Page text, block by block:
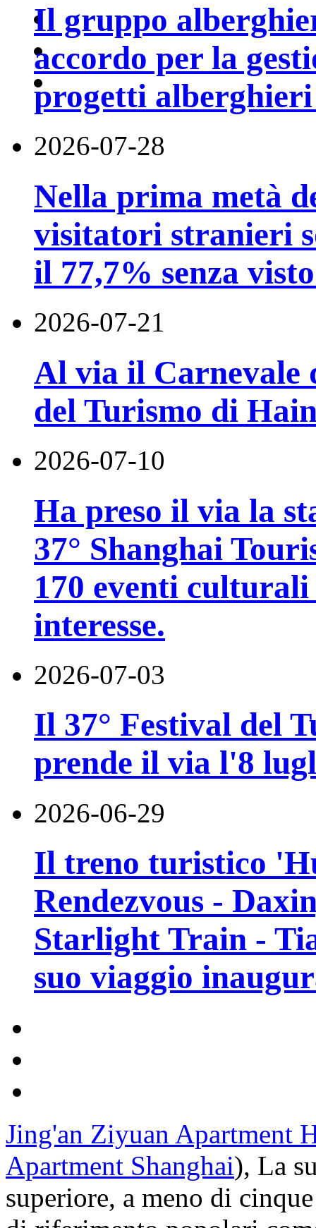
Il gruppo
accordo per la
progetti
2026-07-28
Nella prima metà
visitatori stranieri
il 77,7% senza
2026-07-21
Al via il Carnevale
del Turismo di
2026-07-10
Ha preso il via la
37° Shanghai
170 eventi
interesse.
2026-07-03
Il 37° Festival del
prende il via l'8
2026-06-29
Il treno turistico
Rendezvous -
Starlight Train -
suo viaggio
Jing'an Ziyuan Apartment
Apartment Shanghai), La
superiore, a meno di